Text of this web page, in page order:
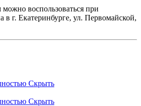
воспользоваться при
в г. Екатеринбурге, ул. Первомайской,
Скрыть
Скрыть